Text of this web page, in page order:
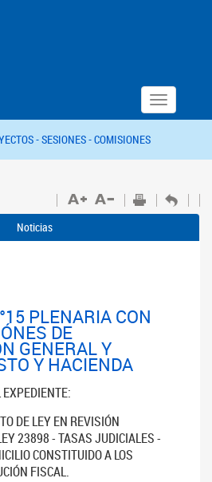
Toggle
navigation
-SESIONES -COMISIONES
Noticias
PLENARIA CON
DE
GENERAL Y
Y HACIENDA
DE LEY EN REVISIÓN
23898 - TASAS JUDICIALES -
CONSTITUIDO A LOS
FISCAL.